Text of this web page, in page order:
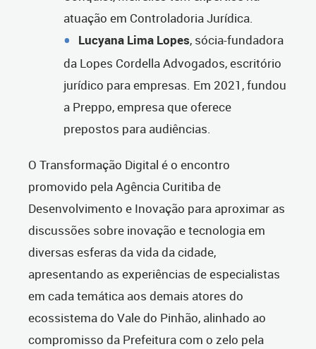
atuação em Controladoria Jurídica.
Lucyana Lima Lopes, sócia-fundadora
da Lopes Cordella Advogados, escritório
jurídico para empresas. Em 2021, fundou
a Preppo, empresa que oferece
prepostos para audiências.
O Transformação Digital é o encontro
promovido pela Agência Curitiba de
Desenvolvimento e Inovação para aproximar as
discussões sobre inovação e tecnologia em
diversas esferas da vida da cidade,
apresentando as experiências de especialistas
em cada temática aos demais atores do
ecossistema do Vale do Pinhão, alinhado ao
compromisso da Prefeitura com o zelo pela